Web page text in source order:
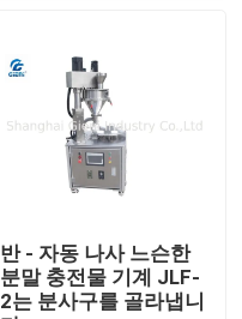
반 - 자동 나사 느슨한
분말 충전물 기계 JLF-
2는 분사구를 골라냅니